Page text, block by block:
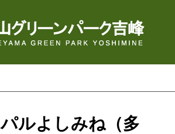
ルよしみね（多